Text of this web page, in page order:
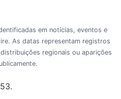
em notícias, eventos e
As datas representam registros
regionais ou aparições